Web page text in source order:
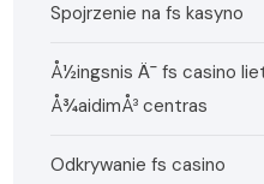
Spojrzenie na fs kasyno
Å½ingsnis Ä¯ fs casino
Å¾aidimÅ³ centras
Odkrywanie fs casino